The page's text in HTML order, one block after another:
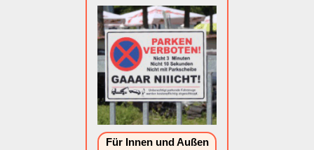
Für Innen und Außen